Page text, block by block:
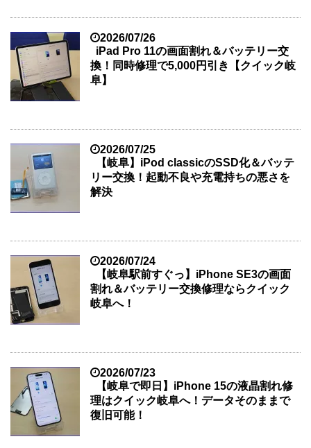
2026/07/26
iPad Pro 11の画面割れ＆バッテリー交
換！同時修理で5,000円引き【クイック岐
阜】
2026/07/25
【岐阜】iPod classicのSSD化＆バッテ
リー交換！起動不良や充電持ちの悪さを
解決
2026/07/24
【岐阜駅前すぐっ】iPhone SE3の画面
割れ＆バッテリー交換修理ならクイック
岐阜へ！
2026/07/23
【岐阜で即日】iPhone 15の液晶割れ修
理はクイック岐阜へ！データそのままで
復旧可能！